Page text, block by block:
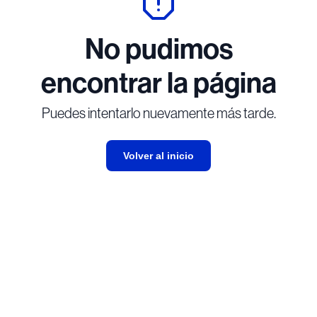
No pudimos
encontrar la página
Puedes intentarlo nuevamente más tarde.
Volver al inicio